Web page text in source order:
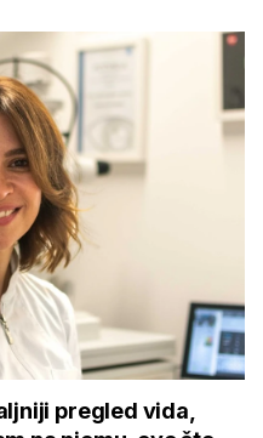
pregled vida,